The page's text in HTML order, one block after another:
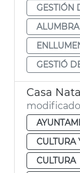
GESTIÓN
GESTIÓ
Casa
CULTURA
CULTURA